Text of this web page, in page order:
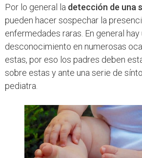
Por lo general la detección de una
pueden hacer sospechar la
enfermedades raras. En general hay
desconocimiento en numerosas
estas, por eso los padres deben
sobre estas y ante una serie de
pediatra.